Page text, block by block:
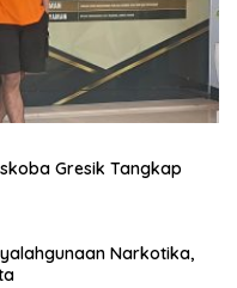
Gresik Tangkap
Narkotika,